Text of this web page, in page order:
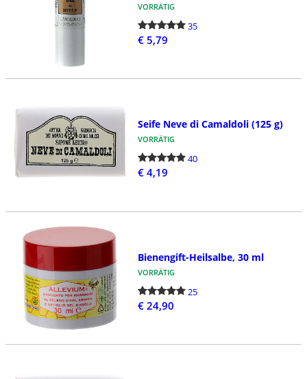
VORRÄTIG
35
€ 5,79
Seife Neve di Camaldoli (125 g)
VORRÄTIG
40
€ 4,19
Bienengift-Heilsalbe, 30 ml
VORRÄTIG
25
€ 24,90